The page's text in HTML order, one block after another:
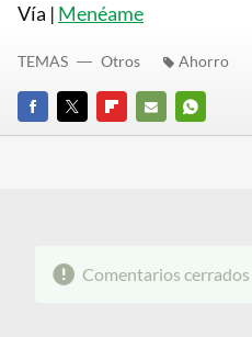
Vía | Menéame
FACEBOOK
TWITTERFLIPBOARD
E-
WHATSAPP
TEMAS Otros Ahorro
Comentarios cerrados